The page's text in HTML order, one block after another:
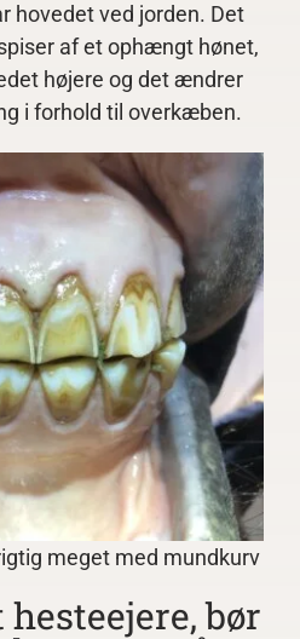
hovedet ved jorden. Det
af et ophængt hønet,
højere og det ændrer
i forhold til overkæben.
meget med mundkurv
bør